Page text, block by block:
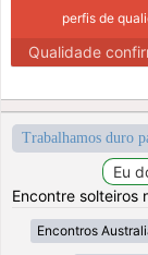
perfis de
Qualidade
Trabalhamos duro
Encontre solteiros
Encontros